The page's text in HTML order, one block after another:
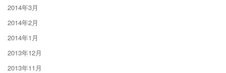
2014年3月
2014年2月
2014年1月
2013年12月
2013年11月